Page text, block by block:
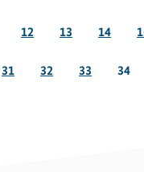
Seite
12 Seite
13 Seite
14
Seite
31 Seite
32 Seite
33 Seite
34